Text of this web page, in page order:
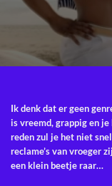
Ik denk dat er geen
is vreemd, grappig en
reden zul je het niet
reclame’s van vroeger
een klein beetje raar…